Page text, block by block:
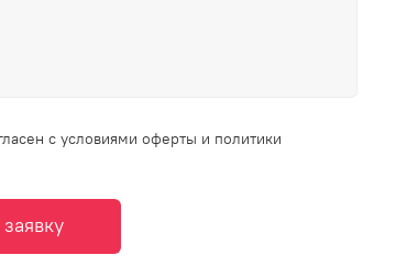
с условиями оферты и политики